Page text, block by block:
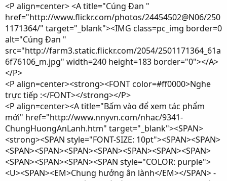
<P align=center> <A title="Cúng Đan "
href="http://www.flickr.com/photos/24454502@N06/250
1171364/" target="_blank"><IMG class=pc_img border=0
alt="Cúng Đan "
src="http://farm3.static.flickr.com/2054/2501171364_61a
6f76106_m.jpg" width=240 height=183 border="0"></A>
</P>
<P align=center><strong><FONT color=#ff0000>Nghe
trực tiếp :</FONT></strong></P>
<P align=center><A title="Bấm vào để xem tác phẩm
mới" href="http://www.nnyvn.com/nhac/9341-
ChungHuongAnLanh.htm" target="_blank"><SPAN>
<strong><SPAN style="FONT-SIZE: 10pt"><SPAN><SPAN>
<SPAN><SPAN><SPAN><SPAN><SPAN><SPAN><SPAN>
<SPAN><SPAN><SPAN><SPAN style="COLOR: purple">
<U><SPAN><EM>Chung hưởng ân lành</EM></SPAN> -